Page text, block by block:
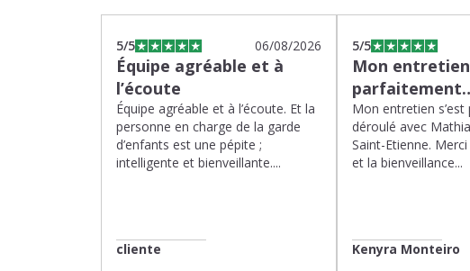
5/5 06/08/2026
Équipe agréable et à
l’écoute
Équipe agréable et à l’écoute. Et la
personne en charge de la garde
d’enfants est une pépite ;
intelligente et bienveillante....
cliente
5/5
Mon entretien
Mon entretien
déroulé avec
Saint-Etienne. Merci
et la bienveillance...
Kenyra Monteiro